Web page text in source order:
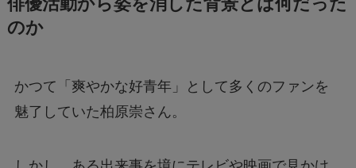
モンストナルトコラボは引いたほうがいい？性
能評価を比較して検証！
Geminiでエラー1076になる！理由はなぜ？対
俳優活動から姿を消した背景とは何だった
のか
かつて「爽やかな好青年」として多くのファンを
魅了していた柏原崇さん。